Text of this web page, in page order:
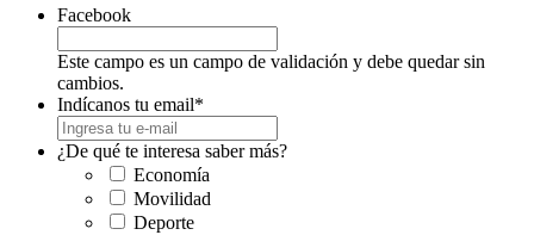
Facebook
Este campo es un campo de validación y debe quedar sin
cambios.
Indícanos tu email*
¿De qué te interesa saber más?
Economía
Movilidad
Deporte